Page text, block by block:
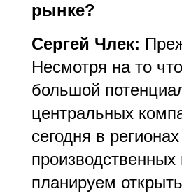
рынке?
Сергей Члек:
Несмотря на то
большой
центральных
сегодня в
планируем